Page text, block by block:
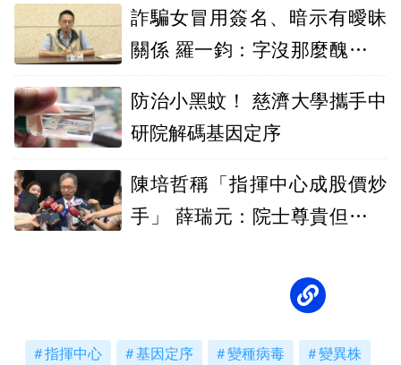
詐騙女冒用簽名、暗示有曖昧
關係 羅一鈞：字沒那麼醜、痛
防治小黑蚊！ 慈濟大學攜手中
研院解碼基因定序
陳培哲稱「指揮中心成股價炒
手」 薛瑞元：院士尊貴但講話
指揮中心 基因定序 變種病毒 變異株